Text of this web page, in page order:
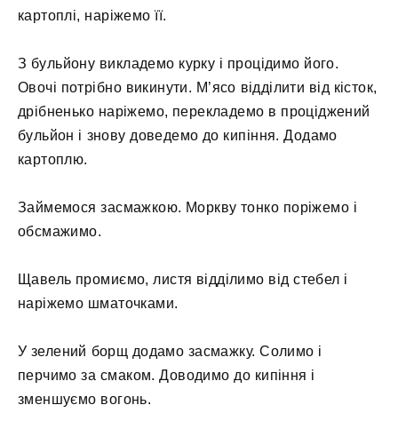
картоплі, наріжемо її.
З бульйону викладемо курку і процідимо його.
Овочі потрібно викинути. М’ясо відділити від кісток,
дрібненько наріжемо, перекладемо в проціджений
бульйон і знову доведемо до кипіння. Додамо
картоплю.
Займемося засмажкою. Моркву тонко поріжемо і
обсмажимо.
Щавель промиємо, листя відділимо від стебел і
наріжемо шматочками.
У зелений борщ додамо засмажку. Солимо і
перчимо за смаком. Доводимо до кипіння і
зменшуємо вогонь.